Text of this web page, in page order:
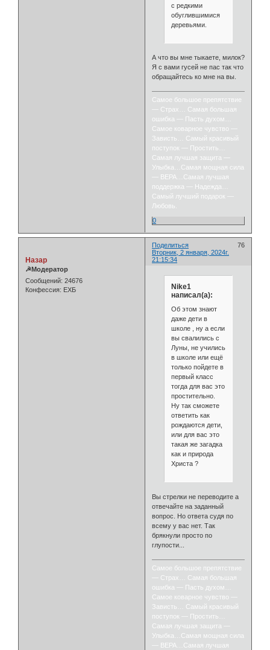
с редкими
обуглившимися
деревьями.
А что вы мне тыкаете, милок?
Я с вами гусей не пас так что
обращайтесь ко мне на вы.
Самое большое препятствие
— Страх… Самая большая
ошибка — Пасть духом…
Самое коварное чувство —
Зависть… Самый красивый
поступок — Простить…
Самая лучшая защита —
Улыбка…Самая мощная сила
— ВЕРА…Самая лучшая
поддержка — Надежда…
Самый лучший подарок —
Любовь.
0
Поделиться
76
Вторник, 2 января, 2024г.
21:15:34
Назар
☭Модератор
Сообщений: 24676
Конфессия: ЕХБ
Nike1
написал(а):
Об этом знают
даже дети в
школе , ну а если
вы свалились с
Луны, не учились
в школе или ещё
только пойдете в
первый класс
тогда для вас это
простительно.
Ну так сможете
ответить как
рождаются дети,
или для вас это
такая же загадка
как и природа
Христа ?
Вы стрелки не переводите а
отвечайте на заданный
вопрос. Но ответа судя по
всему у вас нет. Так
брякнули просто по
глупости...
Самое большое препятствие
— Страх… Самая большая
ошибка — Пасть духом…
Самое коварное чувство —
Зависть… Самый красивый
поступок — Простить…
Самая лучшая защита —
Улыбка…Самая мощная сила
— ВЕРА…Самая лучшая